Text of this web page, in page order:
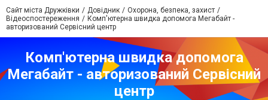
Сайт міста Дружківки Довідник
Охорона, безпека, захист
Відеоспостереження
Комп'ютерна швидка допомога Мегабайт -
авторизований Сервісний центр
Комп'ютерна швидка допомога
Мегабайт - авторизований Сервісний
центр